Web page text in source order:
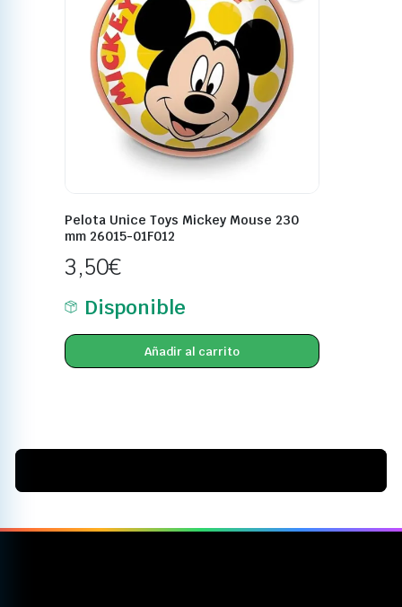
Pelota Unice Toys Mickey Mouse 230
mm 26015-01F012
3,50€
Disponible
Añadir al carrito